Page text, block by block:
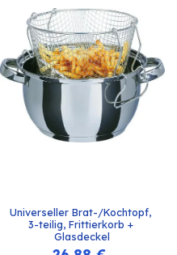
Universeller Brat-/Kochtopf,
3-teilig, Frittierkorb +
Glasdeckel